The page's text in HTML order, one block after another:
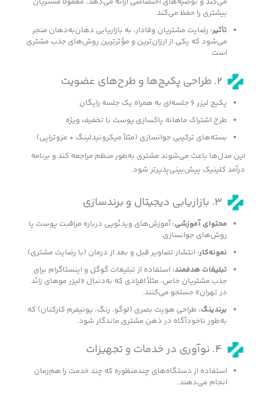
بیشتری را حفظ می‌کند.
تأثیر: رضایت مشتریان وفادار، به بازاریابی دهان‌به‌دهان منجر
می‌شود که یکی از ارزان‌ترین و مؤثرترین روش‌های جذب مشتری
است.
۲. طراحی پکیج‌ها و طرح‌های عضویت
پکیج لیزر ۶ جلسه‌ای به همراه یک جلسه رایگان
طرح اشتراک ماهانه پاکسازی پوست با تخفیف ویژه
بسته‌های ترکیبی جوانسازی (مثلاً میکرونیدلینگ + مزوتراپی)
این مدل‌ها باعث می‌شوند مشتری به‌طور منظم مراجعه کند و برنامه
درآمد کلینیک پیش‌بینی‌پذیرتر شود.
۳. بازاریابی دیجیتال و برندسازی
محتوای آموزشی:آموزش‌های ویدئویی درباره مراقبت پوست یا
روش‌های جوانسازی.
نمونه‌کار: انتشار تصاویر قبل و بعد از درمان (با رضایت مشتری).
تبلیغات هدفمند: استفاده از تبلیغات گوگل و اینستاگرام برای
جذب مشتریان خاص، مثلاً افرادی که به‌دنبال «لیزر موهای زائد
در تهران» جستجو می‌کنند.
برندینگ: طراحی هویت بصری (لوگو، رنگ، یونیفرم کارکنان) که
به‌طور ناخودآگاه در ذهن مشتری ماندگار شود.
۴. نوآوری در خدمات و تجهیزات
استفاده از دستگاه‌های چندمنظوره که چند خدمت را هم‌زمان
انجام می‌دهند.